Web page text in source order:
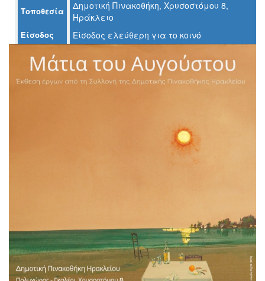
ΤΟΠΟΣ
Τοποθεσία
Δημοτική Πινακοθήκη, Χρυσοστόμου 8,
Ηράκλειο
Είσοδος Είσοδος ελεύθερη για το κοινό